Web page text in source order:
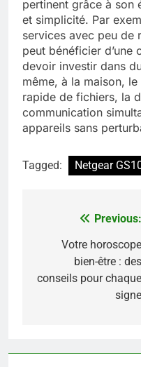
pertinent grâce à son
et simplicité. Par
services avec peu de
peut bénéficier d’une
devoir investir dans
même, à la maison,
rapide de fichiers, la
communication
appareils sans
Tagged: Netgear
Navigation
l’article
Previous:
Votre horoscope
bien-être : des
conseils pour chaque
signe